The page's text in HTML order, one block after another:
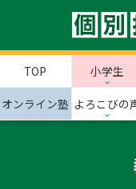
TOP 小学生
オンライン塾 よろこびの